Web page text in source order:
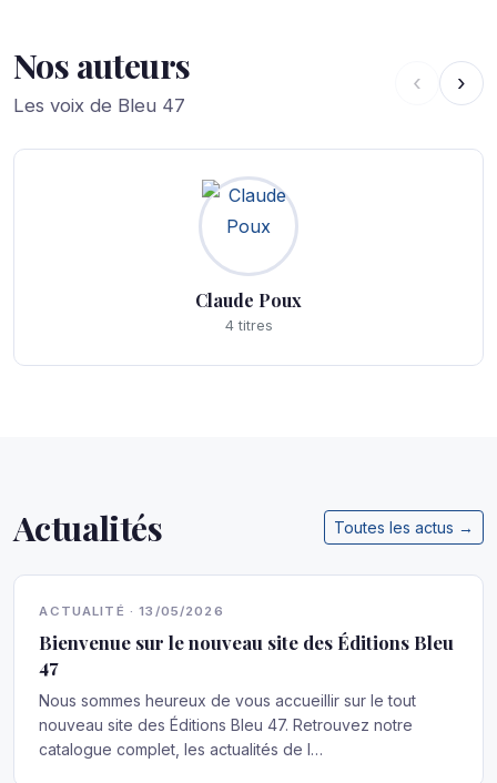
Nos auteurs
Les voix de Bleu 47
‹ ›
Claude Poux
4 titres
Actualités Toutes les actus →
ACTUALITÉ · 13/05/2026
Bienvenue sur le nouveau site des Éditions Bleu
47
Nous sommes heureux de vous accueillir sur le tout
nouveau site des Éditions Bleu 47. Retrouvez notre
catalogue complet, les actualités de l…